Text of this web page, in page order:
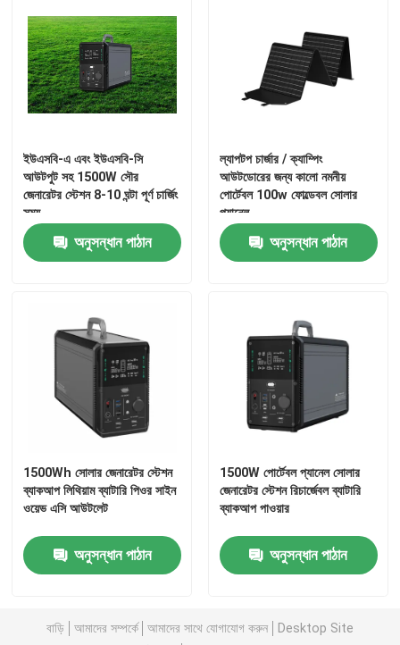
খবর
পোর্টেবল পাওয়ার স্টেশন জেনারেটর
সোলার প্যানেল জেনারেটর
Lifepo4 সোলার জেনারেটর
লি আয়ন পাওয়ার স্টেশন
পাতলা নমনীয় সোলার প্যানেল
ভাঁজযোগ্য সোলার প্যানেল
সৌর চালিত পাওয়ার ব্যাংক
ইউএসবি-এ এবং ইউএসবি-সি
আউটপুট সহ 1500W সৌর
জেনারেটর স্টেশন 8-10 ঘন্টা পূর্ণ চার্জিং
সময়
অনুসন্ধান পাঠান
ল্যাপটপ চার্জার / ক্যাম্পিং
আউটডোরের জন্য কালো নমনীয়
পোর্টেবল 100w ফোল্ডেবল সোলার
প্যানেল
অনুসন্ধান পাঠান
1500Wh সোলার জেনারেটর স্টেশন
ব্যাকআপ লিথিয়াম ব্যাটারি পিওর সাইন
ওয়েভ এসি আউটলেট
অনুসন্ধান পাঠান
1500W পোর্টেবল প্যানেল সোলার
জেনারেটর স্টেশন রিচার্জেবল ব্যাটারি
ব্যাকআপ পাওয়ার
অনুসন্ধান পাঠান
বাড়ি আমাদের সম্পর্কে আমাদের সাথে যোগাযোগ করুন
Desktop Site